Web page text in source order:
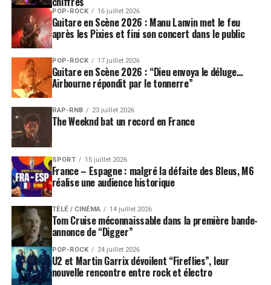
POP-ROCK 16 juillet 2026
Guitare en Scène 2026 : Manu Lanvin met le feu
après les Pixies et fini son concert dans le public
POP-ROCK 17 juillet 2026
Guitare en Scène 2026 : “Dieu envoya le déluge…
Airbourne répondit par le tonnerre”
RAP-RNB 23 juillet 2026
The Weeknd bat un record en France
SPORT 15 juillet 2026
France – Espagne : malgré la défaite des Bleus, M6
réalise une audience historique
TÉLÉ / CINÉMA 14 juillet 2026
Tom Cruise méconnaissable dans la première bande-
annonce de “Digger”
POP-ROCK 24 juillet 2026
U2 et Martin Garrix dévoilent “Fireflies”, leur
nouvelle rencontre entre rock et électro